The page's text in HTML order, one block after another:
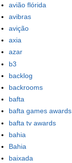
avião flórida
avibras
avição
axia
azar
b3
backlog
backrooms
bafta
bafta games awards
bafta tv awards
bahia
Bahia
baixada